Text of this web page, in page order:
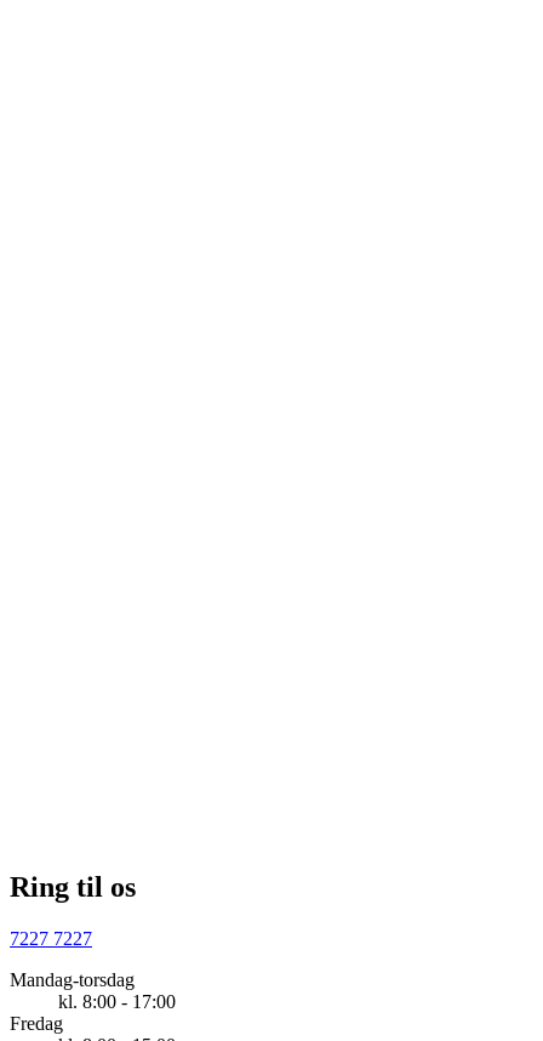
Ring til os
7227 7227
Mandag-torsdag
kl. 8:00 - 17:00
Fredag